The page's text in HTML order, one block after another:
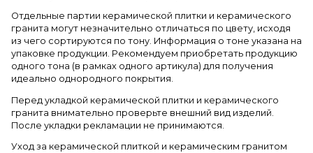
Отдельные партии керамической плитки и керамического
гранита могут незначительно отличаться по цвету, исходя
из чего сортируются по тону. Информация о тоне указана на
упаковке продукции. Рекомендуем приобретать продукцию
одного тона (в рамках одного артикула) для получения
идеально однородного покрытия.
Перед укладкой керамической плитки и керамического
гранита внимательно проверьте внешний вид изделий.
После укладки рекламации не принимаются.
Уход за керамической плиткой и керамическим гранитом